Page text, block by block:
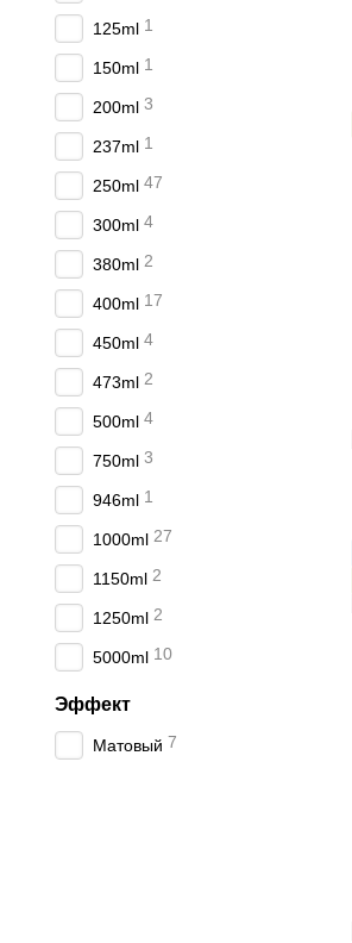
125ml 1
150ml 1
200ml 3
237ml 1
250ml 47
300ml 4
380ml 2
400ml 17
450ml 4
473ml 2
500ml 4
750ml 3
946ml 1
1000ml 27
1150ml 2
1250ml 2
5000ml 10
Эффект
Матовый 7